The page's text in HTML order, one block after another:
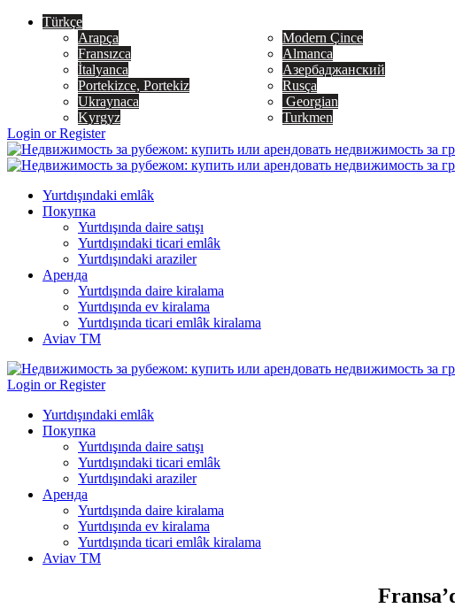
Türkçe
Arapça
Modern Çince
Fransızca
Almanca
İtalyanca
Азербаджанский
Portekizce, Portekiz
Rusça
Ukraynaca
Georgian
Kyrgyz
Turkmen
Login or Register
Yurtdışındaki emlâk
Покупка
Yurtdışında daire satışı
Yurtdışındaki ticari emlâk
Yurtdışındaki araziler
Аренда
Yurtdışında daire kiralama
Yurtdışında ev kiralama
Yurtdışında ticari emlâk kiralama
Aviav TM
Login or Register
Yurtdışındaki emlâk
Покупка
Yurtdışında daire satışı
Yurtdışındaki ticari emlâk
Yurtdışındaki araziler
Аренда
Yurtdışında daire kiralama
Yurtdışında ev kiralama
Yurtdışında ticari emlâk kiralama
Aviav TM